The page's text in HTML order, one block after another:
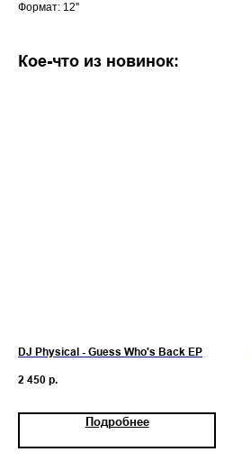
Формат: 12''
Кое-что из новинок:
DJ Physical - Guess Who's Back EP
2 450 р.
Подробнее